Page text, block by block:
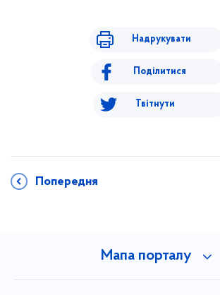
Надрукувати
Поділитися
Твітнути
Попередня
Мапа порталу